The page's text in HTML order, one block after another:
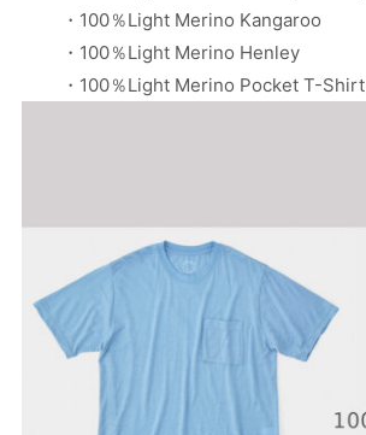
・100％Light Merino Kangaroo
・100％Light Merino Henley
・100％Light Merino Pocket T-Shirt